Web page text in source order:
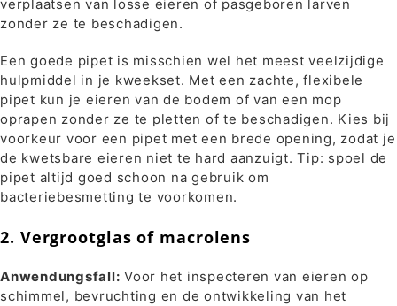
verplaatsen van losse eieren of pasgeboren larven
zonder ze te beschadigen.
Een goede pipet is misschien wel het meest veelzijdige
hulpmiddel in je kweekset. Met een zachte, flexibele
pipet kun je eieren van de bodem of van een mop
oprapen zonder ze te pletten of te beschadigen. Kies bij
voorkeur voor een pipet met een brede opening, zodat je
de kwetsbare eieren niet te hard aanzuigt. Tip: spoel de
pipet altijd goed schoon na gebruik om
bacteriebesmetting te voorkomen.
2. Vergrootglas of macrolens
Anwendungsfall: Voor het inspecteren van eieren op
schimmel, bevruchting en de ontwikkeling van het